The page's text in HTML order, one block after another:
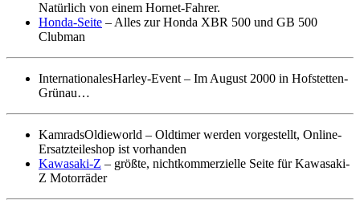
Natürlich von einem Hornet-Fahrer.
Honda-Seite – Alles zur Honda XBR 500 und GB 500
Clubman
InternationalesHarley-Event – Im August 2000 in Hofstetten-
Grünau…
KamradsOldieworld – Oldtimer werden vorgestellt, Online-
Ersatzteileshop ist vorhanden
Kawasaki-Z – größte, nichtkommerzielle Seite für Kawasaki-
Z Motorräder